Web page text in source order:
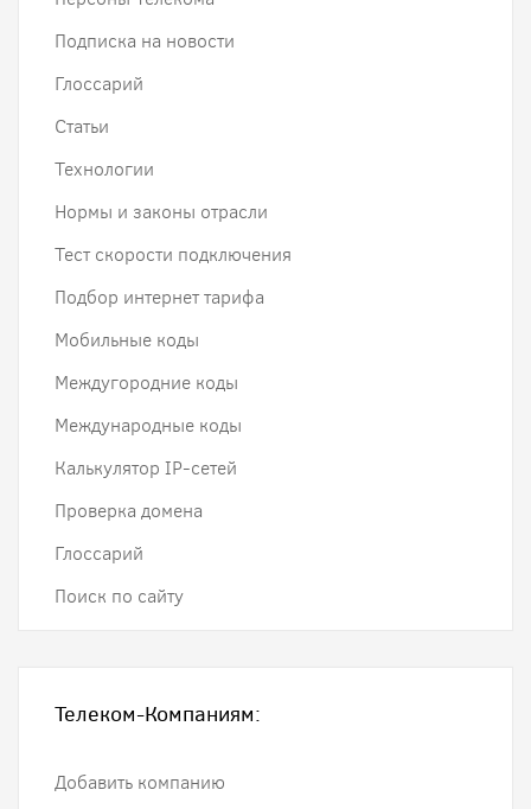
Подписка на новости
Глоссарий
Статьи
Технологии
Нормы и законы отрасли
Тест скорости подключения
Подбор интернет тарифа
Мобильные коды
Междугородние коды
Международные коды
Калькулятор IP-сетей
Проверка домена
Глоссарий
Поиск по сайту
Телеком-Компаниям:
Добавить компанию